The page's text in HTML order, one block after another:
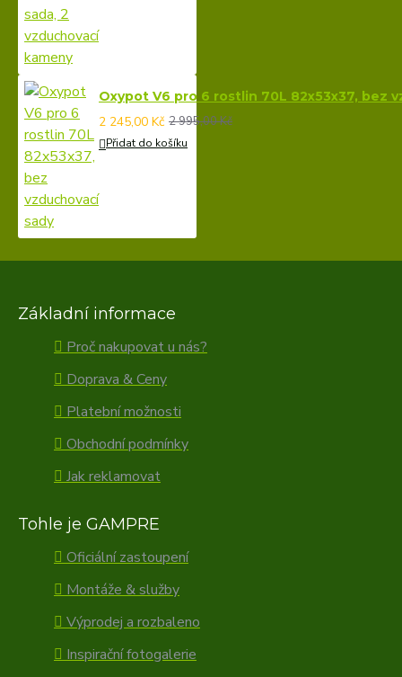
Oxypot V6 pro 6 rostlin 70L 82x53x37, bez
2 245,00 Kč 2 995,00 Kč
Přidat do košíku
Základní informace
Proč nakupovat u nás?
Doprava & Ceny
Platební možnosti
Obchodní podmínky
Jak reklamovat
Tohle je GAMPRE
Oficiální zastoupení
Montáže & služby
Výprodej a rozbaleno
Inspirační fotogalerie